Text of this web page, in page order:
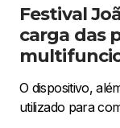
Festival
carga das
O dispositivo,
utilizado para